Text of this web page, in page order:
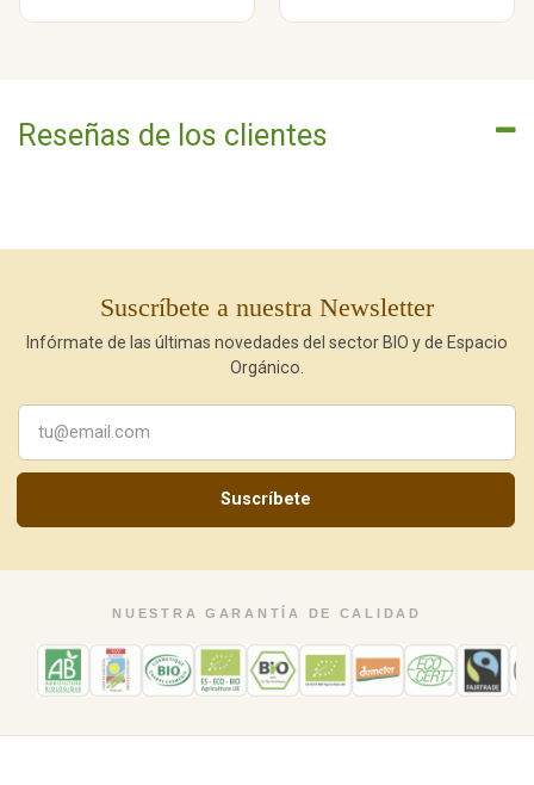
Reseñas de los clientes
Suscríbete a nuestra Newsletter
Infórmate de las últimas novedades del sector BIO y de Espacio
Orgánico.
Suscríbete
NUESTRA GARANTÍA DE CALIDAD